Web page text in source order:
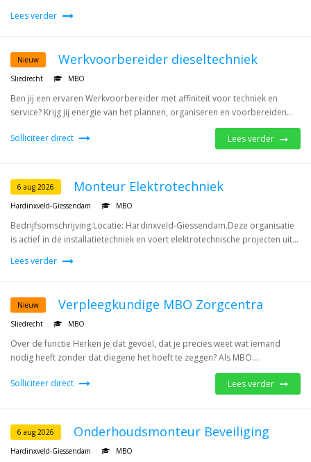
Lees verder
Nieuw Werkvoorbereider dieseltechniek
Sliedrecht MBO
Ben jij een ervaren Werkvoorbereider met affiniteit voor techniek en
service? Krijg jij energie van het plannen, organiseren en voorbereiden...
Solliciteer direct Lees verder
6 aug 2026 Monteur Elektrotechniek
Hardinxveld-Giessendam MBO
Bedrijfsomschrijving:Locatie: Hardinxveld-Giessendam.Deze organisatie
is actief in de installatietechniek en voert elektrotechnische projecten uit...
Lees verder
Nieuw Verpleegkundige MBO Zorgcentra
Sliedrecht MBO
Over de functie Herken je dat gevoel, dat je precies weet wat iemand
nodig heeft zonder dat diegene het hoeft te zeggen? Als MBO...
Solliciteer direct Lees verder
6 aug 2026 Onderhoudsmonteur Beveiliging
Hardinxveld-Giessendam MBO